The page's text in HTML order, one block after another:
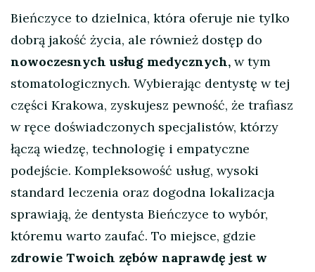
Bieńczyce to dzielnica, która oferuje nie tylko
dobrą jakość życia, ale również dostęp do
nowoczesnych usług medycznych, w tym
stomatologicznych. Wybierając dentystę w tej
części Krakowa, zyskujesz pewność, że trafiasz
w ręce doświadczonych specjalistów, którzy
łączą wiedzę, technologię i empatyczne
podejście. Kompleksowość usług, wysoki
standard leczenia oraz dogodna lokalizacja
sprawiają, że dentysta Bieńczyce to wybór,
któremu warto zaufać. To miejsce, gdzie
zdrowie Twoich zębów naprawdę jest w